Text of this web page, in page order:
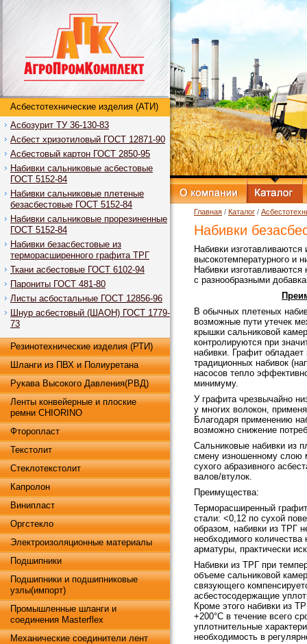
Асбестотехнические изделия (АТИ)
Асбозурит ТУ 36-130-83
Асбест хризотиловый ГОСТ 12871-90
Асбестовый картон ГОСТ 2850-95
Набивки сальниковые асбестовые
ГОСТ 5152-84
Набивки сальниковые плетеные
безасбестовые ГОСТ 5152-84
Набивки сальниковые прорезиненные
ГОСТ 5152-84
Набивки безасбестовые из
терморасширенного графита ТРГ
Ткани асбестовые ГОСТ 6102-94
Парониты ГОСТ 481-80
Листы асбостальные ГОСТ 12856-96
Шнур асбестовый (ШАОН) ГОСТ 1779-
73
Резинотехнические изделия (РТИ)
Шланги из ПВХ и Полиуретана
Рукава Высокого Давления(РВД)
Ленты конвейерные и плоские
ремни CHIORINO
Фторопласт
Текстолит
Стеклотекстолит
Капролон
Винипласт
Оргстекло
Электроизоляционные материалы
Подшипники
Подшипники и подшипниковые
узлы(импорт)
Промышленные шланги и
соединения Masterflex
Механические соединители лент
Главная / Каталог /
Набивки
Набивки
высокотемпературного и
Набивки
с разнообразными
В обычных плетеных
возможные пути утечек
крышки сальниковой
контролируются при
набивки. Графит
традиционных набивок
насосов тепло
минимуму.
У графита чрезвычайно
у многих волокон,
Благодаря применению
возможно снижение
Сальниковые набивки из
смену изношенному слою
сухого абразивного
валов/втулок.
Преимущества:
Терморасширенный
стали: <0,12 по сухой
образом, набивки из ТРГ
необходимого
арматуры, практически
Набивки из ТРГ при
объеме сальниковой
связующего
асбестосодержащие
Кроме этого набивки из
+200°С в течение всего
уплотнительные
необходимость в